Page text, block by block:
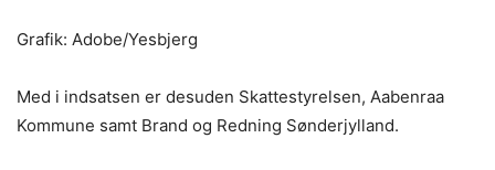
Grafik: Adobe/Yesbjerg
Med i indsatsen er desuden Skattestyrelsen, Aabenraa
Kommune samt Brand og Redning Sønderjylland.